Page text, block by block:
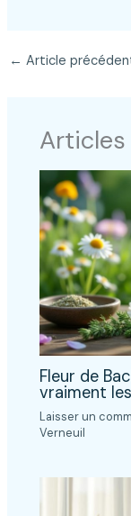
← Article
Fleur de
vraiment
Laisser un
Verneuil